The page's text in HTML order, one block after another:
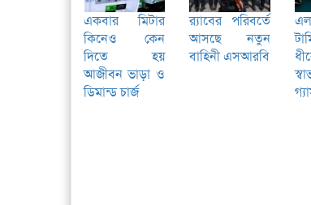
একবার মিটার
কিনেও কেন
দিতে হয়
আজীবন ভাড়া ও
ডিমান্ড চার্জ
র‌্যাবের পরিবর্তে
আসছে নতুন
বাহিনী এসআরবি